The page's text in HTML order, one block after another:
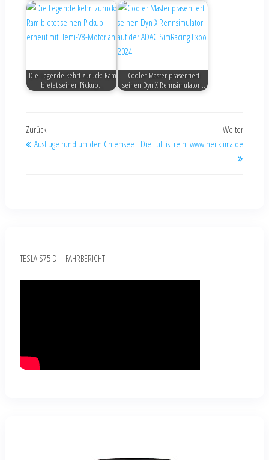
Die Legende kehrt zurück: Ram
bietet seinen Pickup…
Cooler Master präsentiert
seinen Dyn X Rennsimulator…
Zurück
Ausflüge rund um den Chiemsee
Weiter
Die Luft ist rein: www.heilklima.de
TESLA S75 D – FAHRBERICHT